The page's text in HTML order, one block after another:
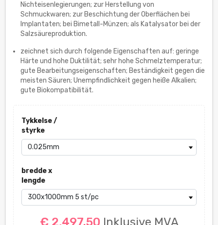
Nichteisenlegierungen; zur Herstellung von
Schmuckwaren; zur Beschichtung der Oberflächen bei
Implantaten; bei Bimetall-Münzen; als Katalysator bei der
Salzsäureproduktion.
zeichnet sich durch folgende Eigenschaften auf: geringe
Härte und hohe Duktilität; sehr hohe Schmelztemperatur;
gute Bearbeitungseigenschaften; Beständigkeit gegen die
meisten Säuren; Unempfindlichkeit gegen heiße Alkalien;
gute Biokompatibilität.
Tykkelse /
styrke
bredde x
lengde
€ 2,497.50 Inklusive MVA